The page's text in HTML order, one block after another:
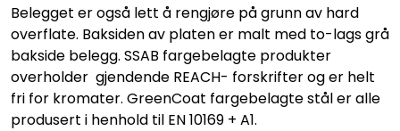
Belegget er også lett å rengjøre på grunn av hard
overflate. Baksiden av platen er malt med to-lags grå
bakside belegg. SSAB fargebelagte produkter
overholder gjendende REACH- forskrifter og er helt
fri for kromater. GreenCoat fargebelagte stål er alle
produsert i henhold til EN 10169 + A1.